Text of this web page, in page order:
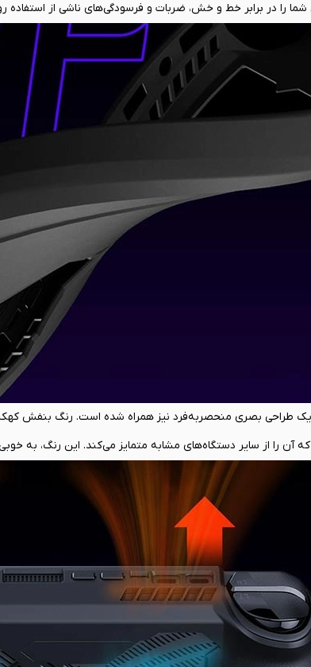
را در برابر خط و خش، ضربات و فرسودگی‌های ناشی از استفاده
روی هر سطح صافی قرار داده و آن را به یک نمایشگر رومیزی تبدیل
برش‌های دقیق و مهندسی‌شده این قاب، نه تنها دسترسی کامل و
شخص ثالث نیز سازگاری کامل دارد. این یعنی شما برای
زیبا را برای ستاپ شما به ارمغان آورد. این تنها یک
تجهیزات گیمینگ خود نیز اهمیت می‌دهید.